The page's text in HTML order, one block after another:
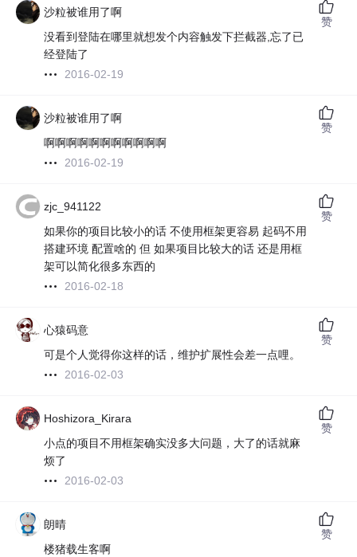
沙粒被谁用了啊
没看到登陆在哪里就想发个内容触发下拦截器,忘了已
经登陆了
2016-02-19
赞
沙粒被谁用了啊
啊啊啊啊啊啊啊啊啊啊啊
2016-02-19
赞
zjc_941122
如果你的项目比较小的话 不使用框架更容易 起码不用
搭建环境 配置啥的 但 如果项目比较大的话 还是用框
架可以简化很多东西的
2016-02-18
赞
心猿码意
可是个人觉得你这样的话，维护扩展性会差一点哩。
2016-02-03
赞
Hoshizora_Kirara
小点的项目不用框架确实没多大问题，大了的话就麻
烦了
2016-02-03
赞
朗晴
楼猪载生客啊
赞